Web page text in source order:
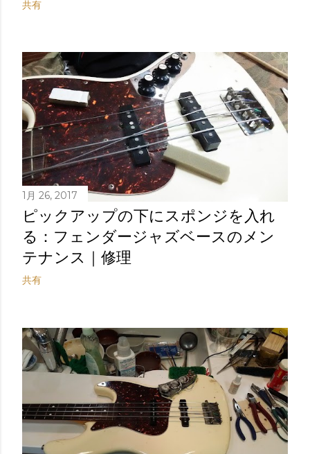
共有
1月 26, 2017
ピックアップの下にスポンジを入れ
る：フェンダージャズベースのメン
テナンス｜修理
共有